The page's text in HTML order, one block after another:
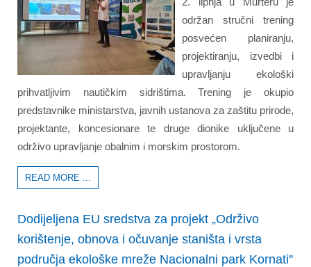
održan stručni trening
posvećen planiranju,
projektiranju, izvedbi i
upravljanju ekološki
prihvatljivim nautičkim sidrištima. Trening je okupio
predstavnike ministarstva, javnih ustanova za zaštitu prirode,
projektante, koncesionare te druge dionike uključene u
održivo upravljanje obalnim i morskim prostorom.
READ MORE ...
Dodijeljena EU sredstva za projekt „Održivo
korištenje, obnova i očuvanje staništa i vrsta
područja ekološke mreže Nacionalni park Kornati''